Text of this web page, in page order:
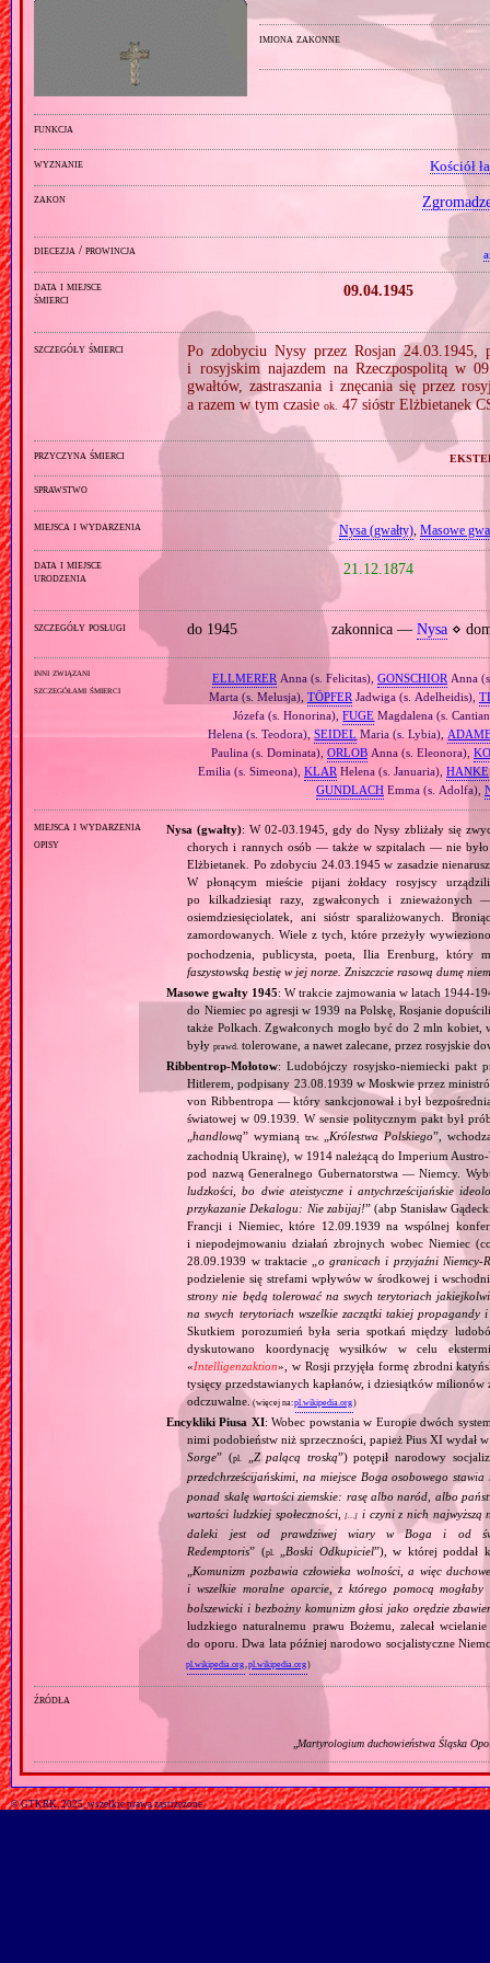
imiona zakonne
funkcja
wyznanie Kościół
zakon
diecezja / prowincja
data i miejsce
śmierci
09.04.1945
szczegóły śmierci
Po zdobyciu Nysy przez Rosjan
i rosyjskim najazdem na Rzeczpospolitą w
gwałtów, zastraszania i znęcania się przez
a razem w tym czasieok. 47 sióstr Elżbietanek
przyczyna śmierci
sprawstwo
miejsca i wydarzenia Nysa (gwałty), Masowe
data i miejsce
urodzenia
21.12.1874
szczegóły posługi do 1945 zakonnica — Nysa⋄
inni związani
szczegółami śmierci
ELLMERER Anna (s. Felicitas), GONSCHIOR Anna
Marta (s. Melusja), TÖPFER Jadwiga (s. Adelheidis),
Józefa (s. Honorina),FUGE Magdalena (s.
Helena (s. Teodora),SEIDEL Maria (s. Lybia),
Paulina (s. Dominata), ORLOBAnna (s. Eleonora),
Emilia (s. Simeona), KLAR Helena (s. Januaria), HANKE
GUNDLACHEmma (s. Adolfa),
miejsca i wydarzenia
opisy
Nysa (gwałty): W 02‐03.1945, gdy do Nysy zbliżały się
chorych i rannych osób — także w szpitalach — nie było
Elżbietanek. Po zdobyciu 24.03.1945 w zasadzie
W płonącym mieście pijani żołdacy rosyjscy
po kilkadziesiąt razy, zgwałconych i
osiemdziesięciolatek, ani sióstr sparaliżowanych.
zamordowanych. Wiele z tych, które przeżyły
pochodzenia, publicysta, poeta, Ilia Erenburg, który
faszystowską bestię w jej norze. Zniszczcie rasową dumę
Masowe gwałty 1945: W trakcie zajmowania w latach
do Niemiec po agresji w 1939 na Polskę, Rosjanie
także Polkach. Zgwałconych mogło być do 2 mln
byłyprawd. tolerowane, a nawet zalecane, przez rosyjskie
Ribbentrop‐Mołotow: Ludobójczy rosyjsko‐niemiecki pakt
Hitlerem, podpisany 23.08.1939 w Moskwie przez
von Ribbentropa — który sankcjonował i był
światowej w 09.1939. W sensie politycznym pakt był
„handlową” wymianą tzw.„Królestwa Polskiego”,
zachodnią Ukrainę), w 1914 należącą do Imperium
pod nazwą Generalnego Gubernatorstwa — Niemcy.
ludzkości, bo dwie ateistyczne i antychrześcijańskie
przykazanie Dekalogu: Nie zabijaj!” (abp Stanisław
Francji i Niemiec, które 12.09.1939 na wspólnej
i niepodejmowaniu działań zbrojnych wobec Niemiec
28.09.1939 w traktacie „o granicach i przyjaźni
podzielenie się strefami wpływów w środkowej i
strony nie będą tolerować na swych terytoriach
na swych terytoriach wszelkie zaczątki takiej
Skutkiem porozumień była seria spotkań między
dyskutowano koordynację wysiłków w celu
«Intelligenzaktion», w Rosji przyjęła formę zbrodni
tysięcy przedstawianych kapłanów, i dziesiątków
odczuwalne.(więcej na:pl.wikipedia.org)
Encykliki Piusa XI: Wobec powstania w Europie dwóch
nimi podobieństw niż sprzeczności, papież Pius XI
Sorge” (pl. „Z palącą troską”) potępił narodowy
przedchrześcijańskimi, na miejsce Boga osobowego
ponad skalę wartości ziemskie: rasę albo naród, albo
wartości ludzkiej społeczności,[…] i czyni z nich najwyższą
daleki jest od prawdziwej wiary w Boga i od
Redemptoris” (pl.„Boski Odkupiciel”), w której poddał
„Komunizm pozbawia człowieka wolności, a więc
i wszelkie moralne oparcie, z którego pomocą
bolszewicki i bezbożny komunizm głosi jako orędzie
ludzkiego naturalnemu prawu Bożemu, zalecał
do oporu. Dwa lata później narodowo socjalistyczne
pl.wikipedia.org,pl.wikipedia.org)
źródła
Martyrologium duchowieństwa Śląska
© GTKRK, 2025, wszelkie prawa zastrzeżone